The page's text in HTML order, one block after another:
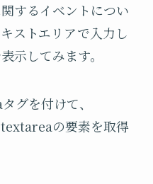
するイベントについ
ストエリアで入力し
示してみます。
グを付けて、
の要素を取得